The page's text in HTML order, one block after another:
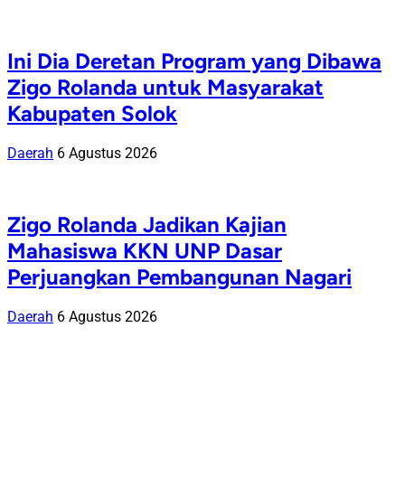
Ini Dia Deretan Program yang Dibawa
Zigo Rolanda untuk Masyarakat
Kabupaten Solok
Daerah 6 Agustus 2026
Zigo Rolanda Jadikan Kajian
Mahasiswa KKN UNP Dasar
Perjuangkan Pembangunan Nagari
Daerah 6 Agustus 2026